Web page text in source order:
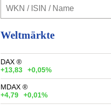
Weltmärkte
DAX ®
+13,83
+0,05%
MDAX ®
+4,79
+0,01%